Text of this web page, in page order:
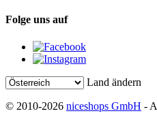
Folge uns auf
Land ändern
© 2010-2026 niceshops GmbH -